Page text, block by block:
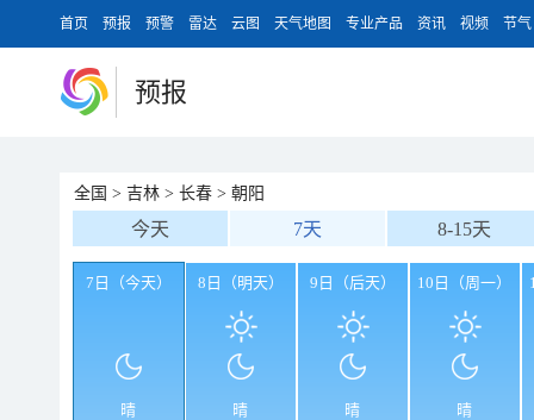
首页 预报 预警 雷达 云图 天气地图 专业产品 资讯 视频 节气
预报
全国 > 吉林 > 长春 > 朝阳
今天 7天 8-15天
7日（今天）
晴
8日（明天）
晴
9日（后天）
晴
10日（周一）
晴